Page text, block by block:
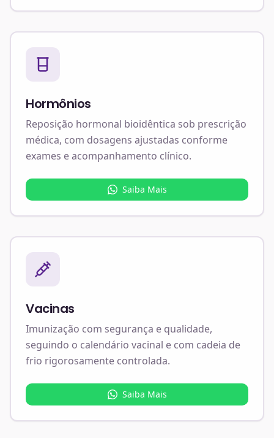
Hormônios
Reposição hormonal bioidêntica sob prescrição
médica, com dosagens ajustadas conforme
exames e acompanhamento clínico.
Saiba Mais
Vacinas
Imunização com segurança e qualidade,
seguindo o calendário vacinal e com cadeia de
frio rigorosamente controlada.
Saiba Mais